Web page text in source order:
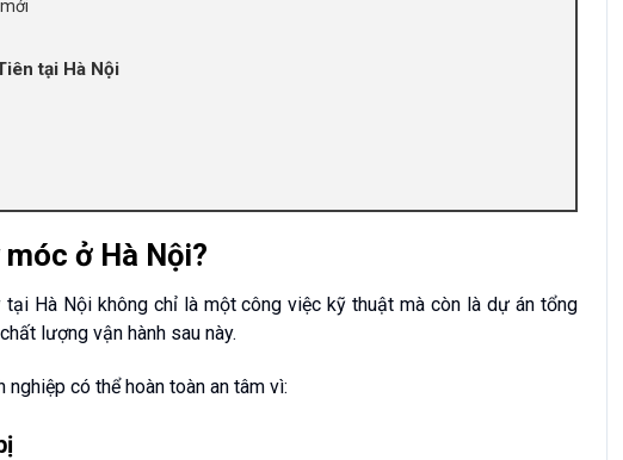
tại Hà Nội
ở Hà Nội?
Hà Nội không chỉ là một công việc kỹ thuật mà còn là dự án tổng
lượng vận hành sau này.
có thể hoàn toàn an tâm vì: